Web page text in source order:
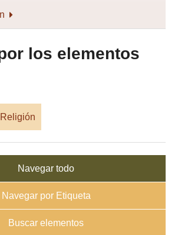
los elementos
Navegar todo
Navegar por Etiqueta
Buscar elementos